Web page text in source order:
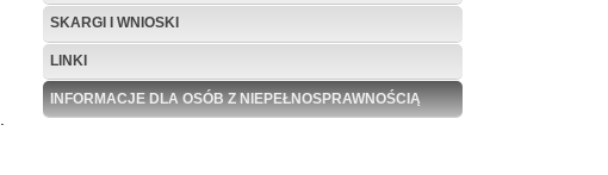
SKARGI I WNIOSKI
LINKI
INFORMACJE DLA OSÓB Z NIEPEŁNOSPRAWNOŚCIĄ